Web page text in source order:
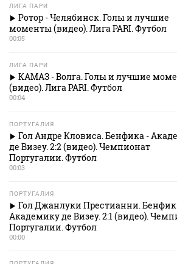
ЛИГА ПАРИ
Ротор - Челябинск. Голы и лучшие
моменты (видео). Лига PARI. Футбол
00:05
ЛИГА ПАРИ
КАМАЗ - Волга. Голы и лучшие
(видео). Лига PARI. Футбол
00:04
ПОРТУГАЛИЯ
Гол Андре Кловиса. Бенфика -
де Визеу. 2:2 (видео). Чемпионат
Португалии. Футбол
00:03
ПОРТУГАЛИЯ
Гол Джанлуки Престианни.
Академику де Визеу. 2:1 (видео).
Португалии. Футбол
00:00